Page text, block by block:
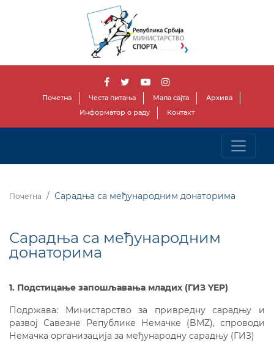
Почетна Честа питања Мапа сајта
Архива
Информатор о раду
Контакт
Почетна Сарадња са међународним донаторима
Сарадња са међународним
донаторима
1. Подстицање запошљавања младих (ГИЗ YEP)
Подржава: Министарство за привредну сарадњу и
развој Савезне Републике Немачке (BMZ), спроводи
Немачка организација за међународну сарадњу (ГИЗ)